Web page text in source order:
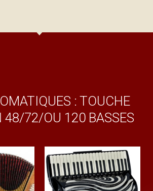
: TOUCHE
48/72/OU 120 BASSES